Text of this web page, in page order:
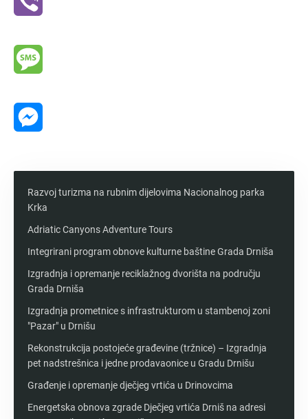
Razvoj turizma na rubnim dijelovima Nacionalnog parka
Krka
Adriatic Canyons Adventure Tours
Integrirani program obnove kulturne baštine Grada Drniša
Izgradnja i opremanje reciklažnog dvorišta na području
Grada Drniša
Izgradnja prometnice s infrastrukturom u stambenoj zoni
"Pazar" u Drnišu
Rekonstrukcija postojeće građevine (tržnice) – Izgradnja
pet nadstrešnica i jedne prodavaonice u Gradu Drnišu
Građenje i opremanje dječjeg vrtića u Drinovcima
Energetska obnova zgrade Dječjeg vrtića Drniš na adresi